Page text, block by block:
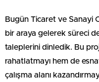
Bugün Ticaret ve Sanayi
bir araya gelerek süreci
taleplerini dinledik. Bu
rahatlatmayı hem de
çalışma alanı